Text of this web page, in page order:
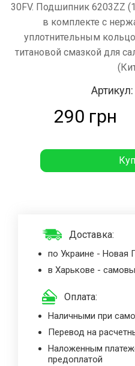
30FV. Подшипник 6203ZZ
в комплекте с
уплотнительным
титановой смазкой для
Артикул:
290 грн
Доставка:
по Украине - Новая
в Харькове -
Оплата:
Наличными при
Перевод на
Наложенным
предоплатой